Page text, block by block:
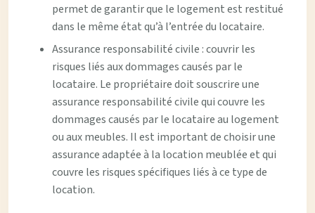
permet de garantir que le logement est restitué
dans le même état qu’à l’entrée du locataire.
Assurance responsabilité civile : couvrir les
risques liés aux dommages causés par le
locataire. Le propriétaire doit souscrire une
assurance responsabilité civile qui couvre les
dommages causés par le locataire au logement
ou aux meubles. Il est important de choisir une
assurance adaptée à la location meublée et qui
couvre les risques spécifiques liés à ce type de
location.